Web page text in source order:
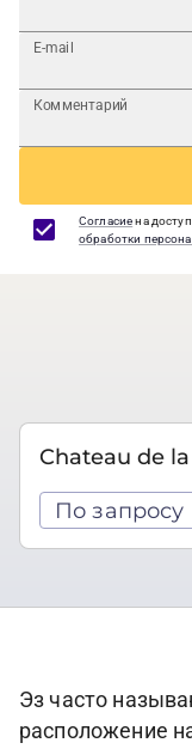
E-mail
Комментарий
Согласиена
обработки
Chateau de
По запросу
Эз часто
расположение